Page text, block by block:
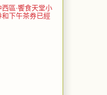
西區‧饗食天堂小
下午茶券已經